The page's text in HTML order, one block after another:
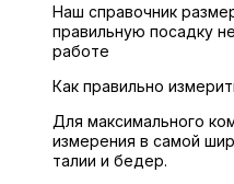
Наш справочник
правильную посадку
работе
Как правильно
Для максимального
измерения в самой
талии и бедер.